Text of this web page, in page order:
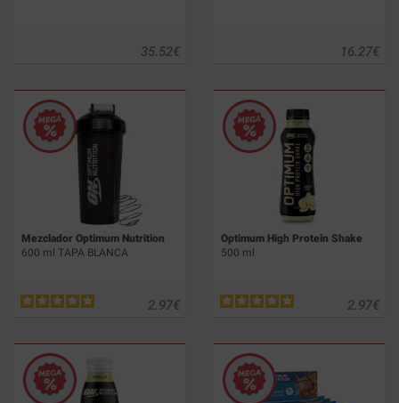
€
35.52 €
16.27
Mezclador Optimum Nutrition
600 ml TAPA BLANCA
€
2.97
Optimum High Protein Shake
500 ml
€
2.97